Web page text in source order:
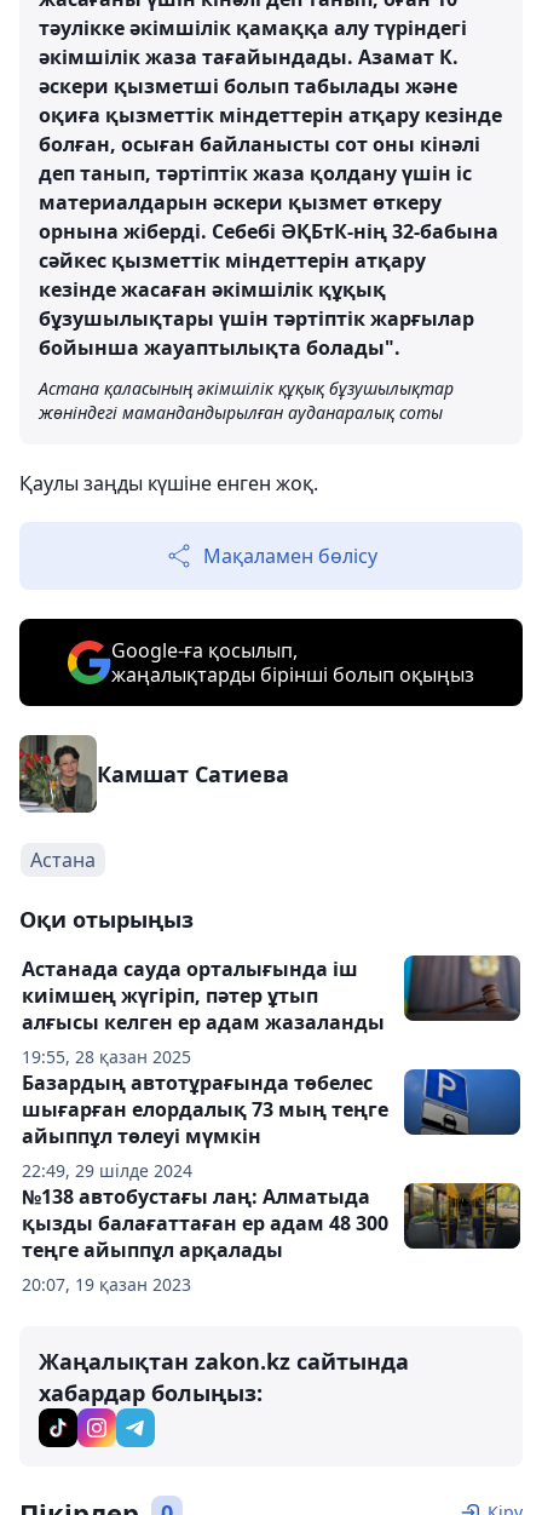
тәулікке әкімшілік қамаққа алу түріндегі
әкімшілік жаза тағайындады. Азамат К.
әскери қызметші болып табылады және
оқиға қызметтік міндеттерін атқару кезінде
болған, осыған байланысты сот оны кінәлі
деп танып, тәртіптік жаза қолдану үшін іс
материалдарын әскери қызмет өткеру
орнына жіберді. Себебі ӘҚБтК-нің 32-бабына
сәйкес қызметтік міндеттерін атқару
кезінде жасаған әкiмшiлiк құқық
бұзушылықтары үшiн тәртiптiк жарғылар
бойынша жауаптылықта болады".
Астана қаласының әкімшілік құқық бұзушылықтар
жөніндегі мамандандырылған ауданаралық соты
Қаулы заңды күшіне енген жоқ.
Мақаламен бөлісу
Google-ға қосылып,
жаңалықтарды бірінші болып оқыңыз
Камшат Сатиева
Астана
Оқи отырыңыз
19:55, 28 қазан 2025
Астанада сауда орталығында іш
киімшең жүгіріп, пәтер ұтып
алғысы келген ер адам жазаланды
22:49, 29 шілде 2024
Базардың автотұрағында төбелес
шығарған елордалық 73 мың теңге
айыппұл төлеуі мүмкін
20:07, 19 қазан 2023
№138 автобустағы лаң: Алматыда
қызды балағаттаған ер адам 48 300
теңге айыппұл арқалады
Жаңалықтан zakon.kz сайтында
хабардар болыңыз: